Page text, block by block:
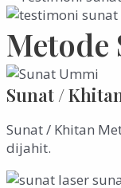
Metode
Sunat /
Sunat / Khitan
dijahit.